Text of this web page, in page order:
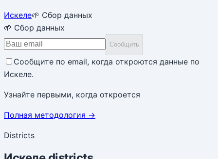
Искеле🌱 Сбор данных
🌱 Сбор данных
Сообщить
Сообщите по email, когда откроются данные по
Искеле.
Узнайте первыми, когда откроется
Полная методология →
Districts